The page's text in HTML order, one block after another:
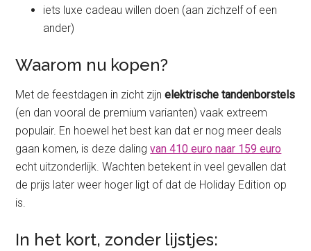
iets luxe cadeau willen doen (aan zichzelf of een
ander)
Waarom nu kopen?
Met de feestdagen in zicht zijnelektrische tandenborstels
(en dan vooral de premium varianten) vaak extreem
populair. En hoewel het best kan dat er nog meer deals
gaan komen, is deze dalingvan 410 euro naar 159 euro
echt uitzonderlijk. Wachten betekent in veel gevallen dat
de prijs later weer hoger ligt of dat de Holiday Edition op
is.
In het kort, zonder lijstjes: